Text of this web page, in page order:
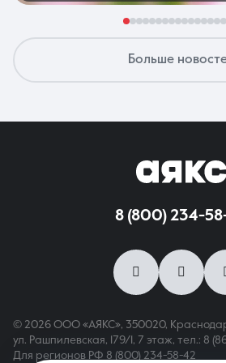
Больше
8 (800) 234-
© 2026 ООО «АЯКС», 350020,
ул. Рашпилевская, 179/1, 7 этаж, тел.: 8
Для регионов РФ 8 (800) 234-58-42